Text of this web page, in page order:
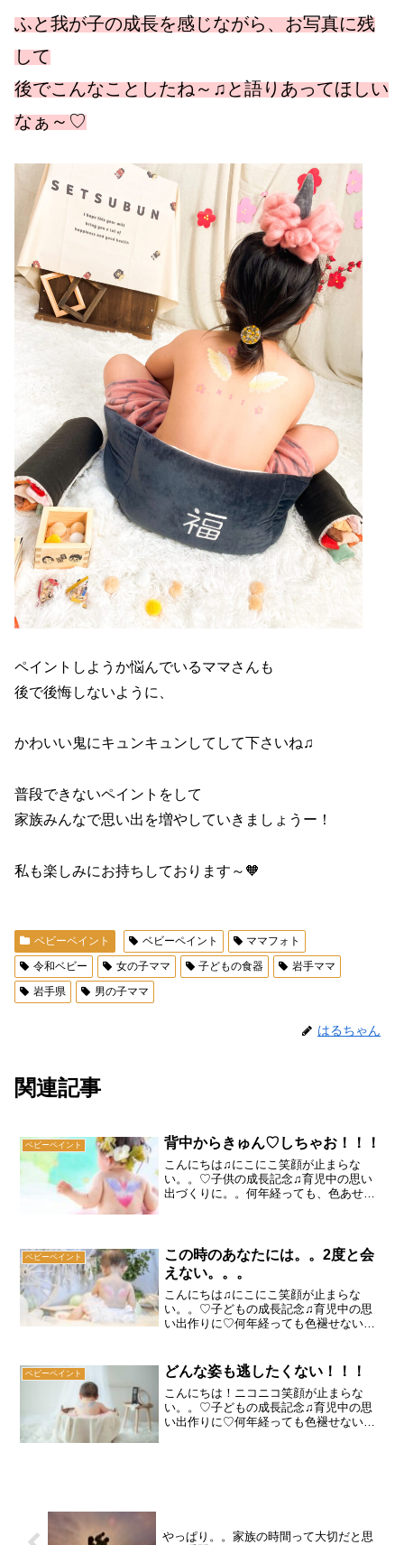
ふと我が子の成長を感じながら、お写真に残
して
後でこんなことしたね～♫と語りあってほしい
なぁ～♡
ペイントしようか悩んでいるママさんも
後で後悔しないように、
かわいい鬼にキュンキュンしてして下さいね♫
普段できないペイントをして
家族みんなで思い出を増やしていきましょうー！
私も楽しみにお持ちしております～🧡
ベビーペイント ベビーペイント
ママフォト
令和ベビー
女の子ママ 子どもの食器
岩手ママ
岩手県
男の子ママ
はるちゃん
関連記事
ベビーペイント 背中からきゅん♡しちゃお！！！
こんにちは♫にこにこ笑顔が止まらな
い。。♡子供の成長記念♫育児中の思い
出づくりに。。何年経っても、色あせな
資格をとったきっかけ。...
ベビーペイント
この時のあなたには。。2度と会
えない。。。
こんにちは♫にこにこ笑顔が止まらな
い。。♡子どもの成長記念♫育児中の思
い出作りに♡何年経っても色褪せない大
す！子どもの成長は早いーーーー
ー！！！この間、5歳になる娘ちゃん...
ベビーペイント どんな姿も逃したくない！！！
こんにちは！ニコニコ笑顔が止まらな
い。。♡子どもの成長記念♫育児中の思
い出作りに♡何年経っても色褪せない大
やっぱり。。家族の時間って大切だと思